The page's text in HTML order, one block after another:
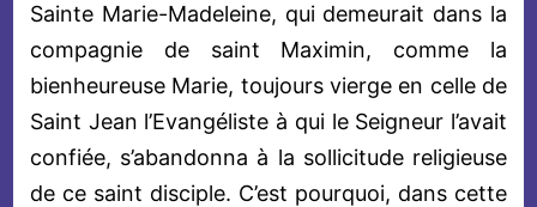
Sainte Marie-Madeleine, qui demeurait dans la
compagnie de saint Maximin, comme la
bienheureuse Marie, toujours vierge en celle de
Saint Jean l’Evangéliste à qui le Seigneur l’avait
confiée, s’abandonna à la sollicitude religieuse
de ce saint disciple. C’est pourquoi, dans cette